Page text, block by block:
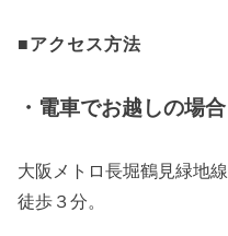
■アクセス方法
・電車でお越しの場合
大阪メトロ長堀鶴見緑地線
徒歩３分。